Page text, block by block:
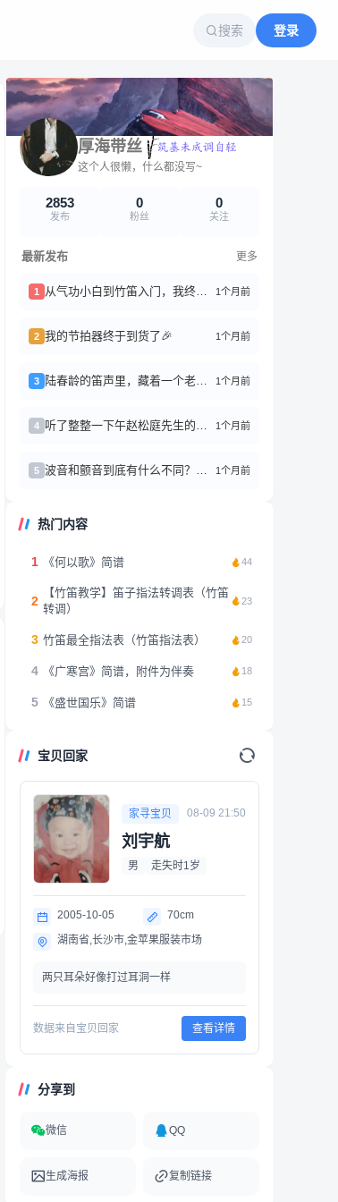
搜索 登录
厚海带丝
这个人很懒，什么都没写~
2853
发布
0
粉丝
0
关注
最新发布 更多
1 从气功小白到竹笛入门，我终于搞懂了“丹田”是啥 1个月前
2 我的节拍器终于到货了🎉 1个月前
3 陆春龄的笛声里，藏着一个老上海 1个月前
4 听了整整一下午赵松庭先生的笛子作品，心情久久不能平复 1个月前
5 波音和颤音到底有什么不同？别再傻傻分不清了 1个月前
热门内容
1 《何以歌》简谱 44
2
【竹笛教学】笛子指法转调表（竹笛
转调）
23
3 竹笛最全指法表（竹笛指法表） 20
4 《广寒宫》简谱，附件为伴奏 18
5 《盛世国乐》简谱 15
宝贝回家
家寻宝贝 08-09 21:50
刘宇航
男 走失时1岁
2005-10-05
70cm
湖南省,长沙市,金苹果服装市场
两只耳朵好像打过耳洞一样
数据来自宝贝回家 查看详情
分享到
微信 QQ
生成海报 复制链接